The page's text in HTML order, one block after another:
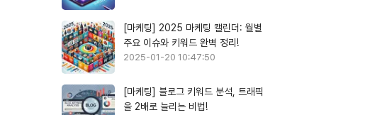
[마케팅] 2025 마케팅 캘린더: 월별
주요 이슈와 키워드 완벽 정리!
2025-01-20 10:47:50
[마케팅] 블로그 키워드 분석, 트래픽
을 2배로 늘리는 비법!